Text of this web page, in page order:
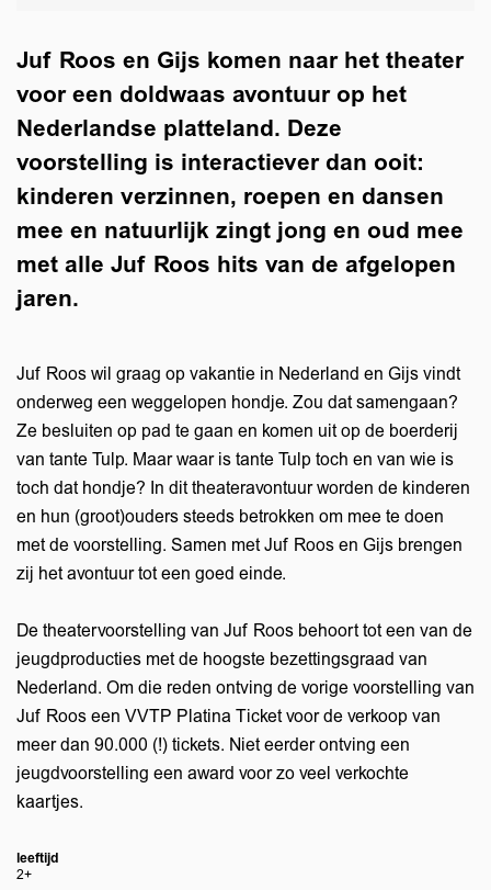
Juf Roos en Gijs komen naar het theater
voor een doldwaas avontuur op het
Nederlandse platteland. Deze
voorstelling is interactiever dan ooit:
kinderen verzinnen, roepen en dansen
mee en natuurlijk zingt jong en oud mee
met alle Juf Roos hits van de afgelopen
jaren.
Juf Roos wil graag op vakantie in Nederland en Gijs vindt
onderweg een weggelopen hondje. Zou dat samengaan?
Ze besluiten op pad te gaan en komen uit op de boerderij
van tante Tulp. Maar waar is tante Tulp toch en van wie is
toch dat hondje? In dit theateravontuur worden de kinderen
en hun (groot)ouders steeds betrokken om mee te doen
met de voorstelling. Samen met Juf Roos en Gijs brengen
zij het avontuur tot een goed einde.
De theatervoorstelling van Juf Roos behoort tot een van de
jeugdproducties met de hoogste bezettingsgraad van
Nederland. Om die reden ontving de vorige voorstelling van
Juf Roos een VVTP Platina Ticket voor de verkoop van
meer dan 90.000 (!) tickets. Niet eerder ontving een
jeugdvoorstelling een award voor zo veel verkochte
kaartjes.
leeftijd
2+
Zoom
in